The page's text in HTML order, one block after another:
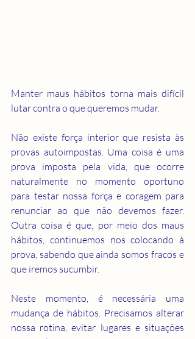
Manter maus hábitos torna mais difícil
lutar contra o que queremos mudar.
Não existe força interior que resista às
provas autoimpostas. Uma coisa é uma
prova imposta pela vida, que ocorre
naturalmente no momento oportuno
para testar nossa força e coragem para
renunciar ao que não devemos fazer.
Outra coisa é que, por meio dos maus
hábitos, continuemos nos colocando à
prova, sabendo que ainda somos fracos e
que iremos sucumbir.
Neste momento, é necessária uma
mudança de hábitos. Precisamos alterar
nossa rotina, evitar lugares e situações